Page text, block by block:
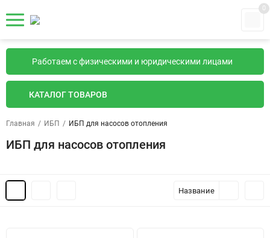
0
Работаем с физическими и юридическими лицами
КАТАЛОГ ТОВАРОВ
Главная / ИБП / ИБП для насосов отопления
ИБП для насосов отопления
Название